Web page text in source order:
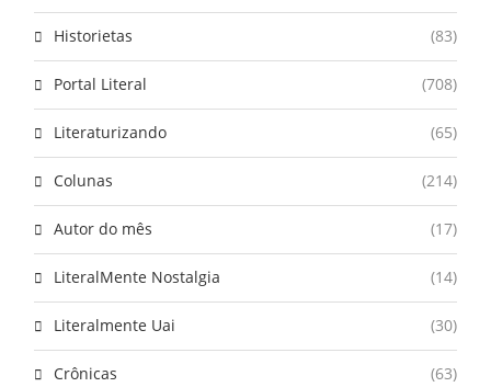
Historietas (83)
Portal Literal (708)
Literaturizando (65)
Colunas (214)
Autor do mês (17)
LiteralMente Nostalgia (14)
Literalmente Uai (30)
Crônicas (63)